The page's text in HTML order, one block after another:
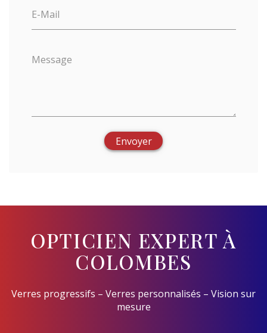
E-Mail
Message
Envoyer
OPTICIEN EXPERT À
COLOMBES
Verres progressifs – Verres personnalisés – Vision sur
mesure